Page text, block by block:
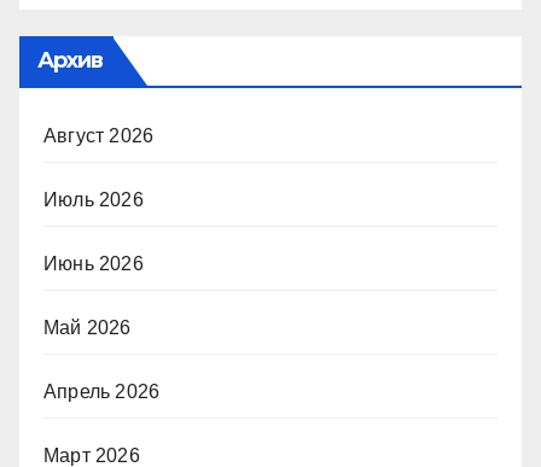
Архив
Август 2026
Июль 2026
Июнь 2026
Май 2026
Апрель 2026
Март 2026